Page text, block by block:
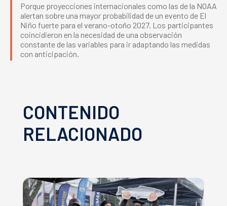
Porque proyecciones internacionales como las de la NOAA
alertan sobre una mayor probabilidad de un evento de El
Niño fuerte para el verano-otoño 2027. Los participantes
coincidieron en la necesidad de una observación
constante de las variables para ir adaptando las medidas
con anticipación.
CONTENIDO
RELACIONADO